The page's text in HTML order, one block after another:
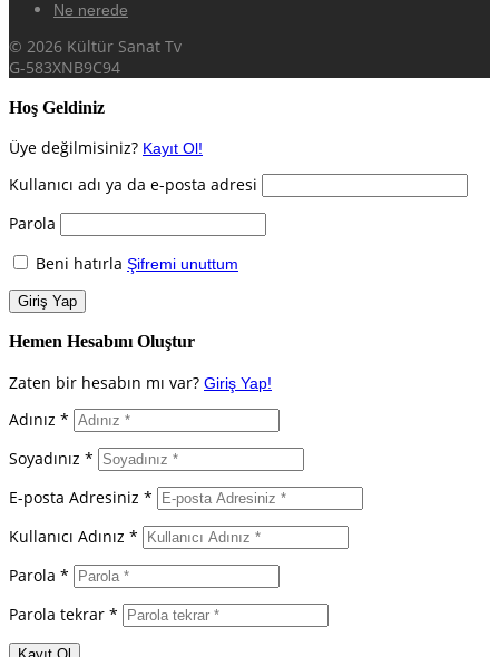
Ne nerede
© 2026 Kültür Sanat Tv
G-583XNB9C94
Hoş Geldiniz
Üye değilmisiniz? Kayıt Ol!
Kullanıcı adı ya da e-posta adresi
Parola
Beni hatırla Şifremi unuttum
Hemen Hesabını Oluştur
Zaten bir hesabın mı var? Giriş Yap!
Adınız *
Soyadınız *
E-posta Adresiniz *
Kullanıcı Adınız *
Parola *
Parola tekrar *